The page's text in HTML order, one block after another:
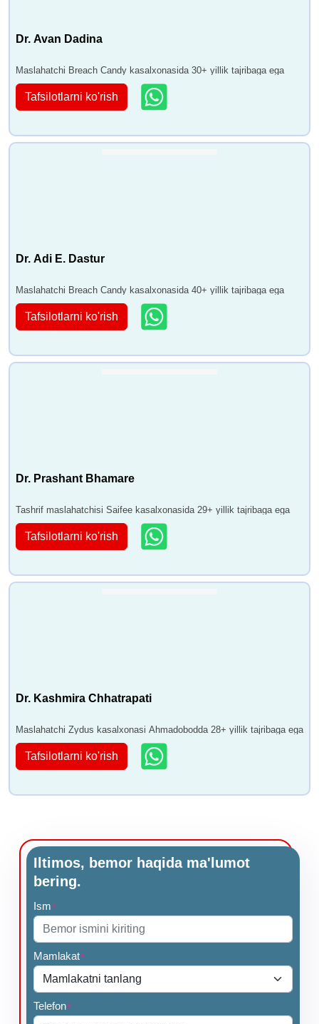
Dr. Avan Dadina
Maslahatchi Breach Candy kasalxonasida 30+ yillik tajribaga ega
Tafsilotlarni ko'rish
Dr. Adi E. Dastur
Maslahatchi Breach Candy kasalxonasida 40+ yillik tajribaga ega
Tafsilotlarni ko'rish
Dr. Prashant Bhamare
Tashrif maslahatchisi Saifee kasalxonasida 29+ yillik tajribaga ega
Tafsilotlarni ko'rish
Dr. Kashmira Chhatrapati
Maslahatchi Zydus kasalxonasi Ahmadobodda 28+ yillik tajribaga ega
Tafsilotlarni ko'rish
Iltimos, bemor haqida ma'lumot
bering.
Ism*
Mamlakat*
Telefon*